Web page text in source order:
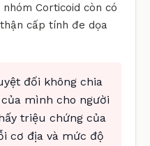
Corticoid còn có
cấp tính đe dọa
đối không chia
mình cho người
triệu chứng của
cơ địa và mức độ